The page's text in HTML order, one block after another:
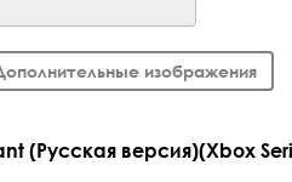
изображения
(Русская версия)(Xbox